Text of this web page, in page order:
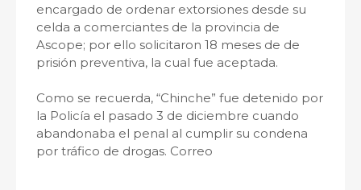
encargado de ordenar extorsiones desde su
celda a comerciantes de la provincia de
Ascope; por ello solicitaron 18 meses de de
prisión preventiva, la cual fue aceptada.
Como se recuerda, “Chinche” fue detenido por
la Policía el pasado 3 de diciembre cuando
abandonaba el penal al cumplir su condena
por tráfico de drogas. Correo